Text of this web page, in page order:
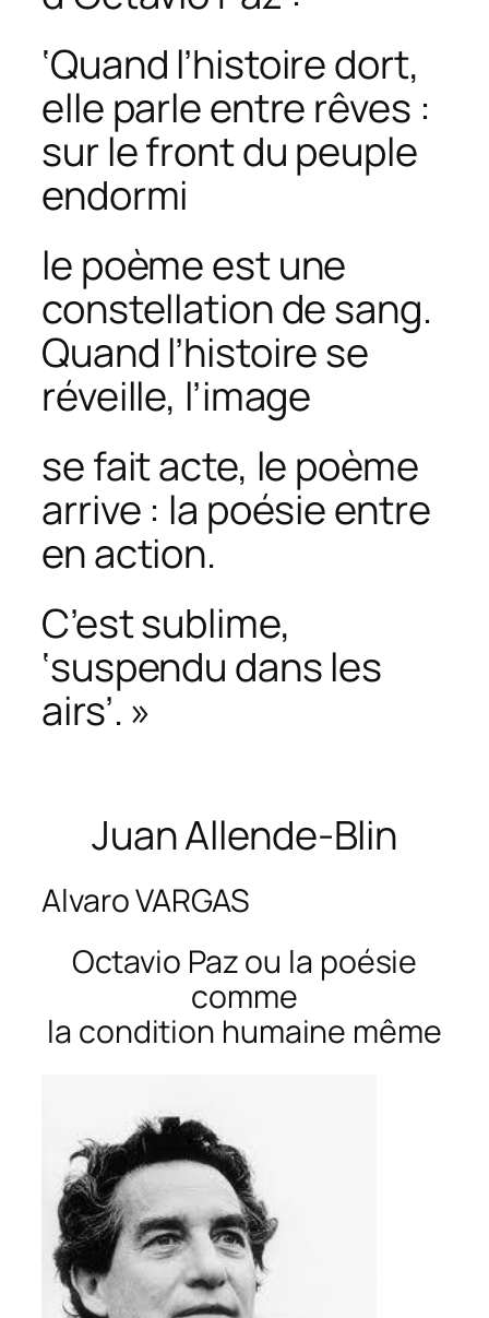
‘Quand l’histoire dort,
elle parle entre rêves :
sur le front du peuple
endormi
le poème est une
constellation de sang.
Quand l’histoire se
réveille, l’image
se fait acte, le poème
arrive : la poésie entre
en action.
C’est sublime,
‘suspendu dans les
airs’. »
Juan Allende-Blin
Alvaro VARGAS
Octavio Paz ou la poésie
comme
la condition humaine même